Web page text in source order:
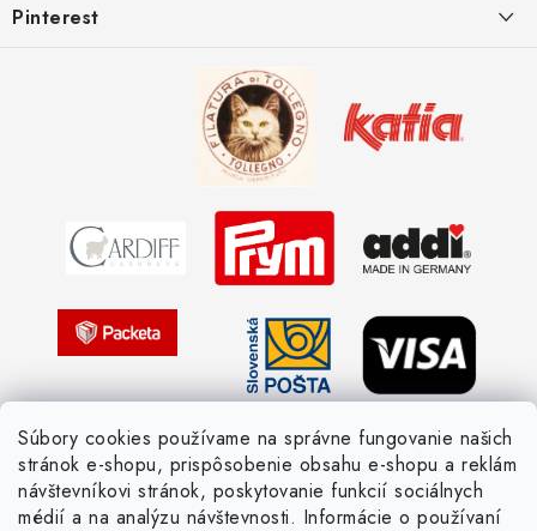
Súbory cookies používame na správne fungovanie našich
stránok e-shopu, prispôsobenie obsahu e-shopu a reklám
návštevníkovi stránok, poskytovanie funkcií sociálnych
médií a na analýzu návštevnosti. Informácie o používaní
Kedy objednáme nový tovar
Žiadosť dotknutej osoby
Ako sa orientovať v hrúbke priadzí
Pletený slovník anglicky-česky
Pletený slovník česky-anglicky
Pinterest